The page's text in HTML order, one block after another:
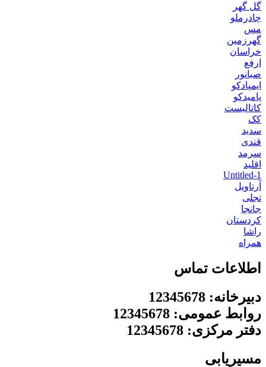
گل گهر
چادرملو
مس
گهرزمین
خراسان
ارفع
صبانور
ایمپادکو
پامیدکو
کاتالیست
کک
سدید
قندی
سرمد
اقلید
Untitled-1
آرتاویل
تجلی
جانجا
کردستان
راشا
همراه
اطلاعات تماس
دبیرخانه: 12345678
روابط عمومی: 12345678
دفتر مرکزی: 12345678
مسیریابی